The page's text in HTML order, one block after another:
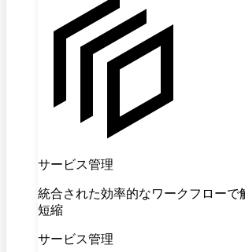
サービス管理
統合された効率的なワークフローで
短縮
サービス管理